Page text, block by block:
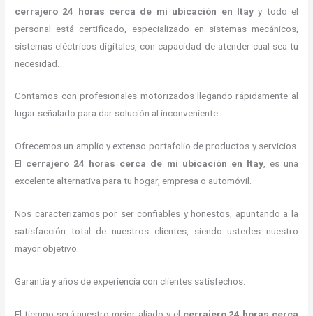
cerrajero 24 horas cerca de mi ubicación en Itayy todo el
personal está certificado, especializado en sistemas mecánicos,
sistemas eléctricos digitales, con capacidad de atender cual sea tu
necesidad.
Contamos con profesionales motorizados llegando rápidamente al
lugar señalado para dar solución al inconveniente.
Ofrecemos un amplio y extenso portafolio de productos y servicios.
El cerrajero 24 horas cerca de mi ubicación en Itay, es una
excelente alternativa para tu hogar, empresa o automóvil.
Nos caracterizamos por ser confiables y honestos, apuntando a la
satisfacción total de nuestros clientes, siendo ustedes nuestro
mayor objetivo.
Garantía y años de experiencia con clientes satisfechos.